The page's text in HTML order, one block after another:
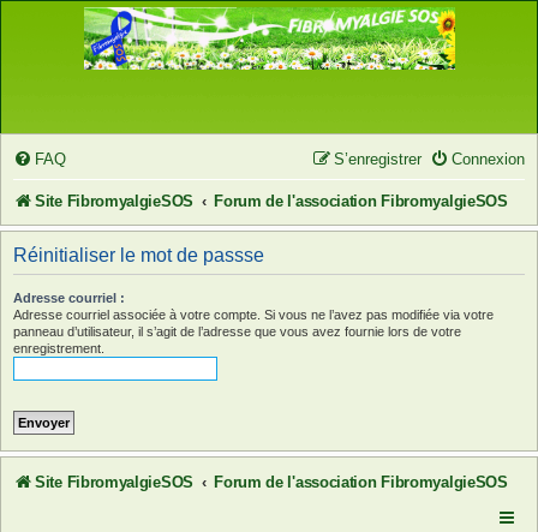
FAQ Connexion
S’enregistrer
Site FibromyalgieSOS Forum de l'association FibromyalgieSOS
Réinitialiser le mot de passse
Adresse courriel :
Adresse courriel associée à votre compte. Si vous ne l’avez pas modifiée via votre
panneau d’utilisateur, il s’agit de l’adresse que vous avez fournie lors de votre
enregistrement.
Site FibromyalgieSOS Forum de l'association FibromyalgieSOS